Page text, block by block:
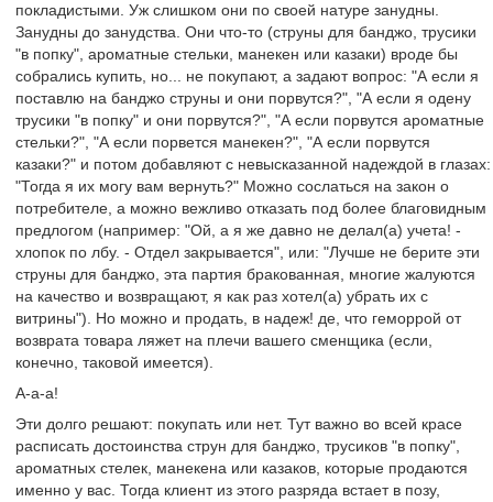
покладистыми. Уж слишком они по своей натуре занудны.
Занудны до занудства. Они что-то (струны для банджо, трусики
"в попку", ароматные стельки, манекен или казаки) вроде бы
собрались купить, но... не покупают, а задают вопрос: "А если я
поставлю на банджо струны и они порвутся?", "А если я одену
трусики "в попку" и они порвутся?", "А если порвутся ароматные
стельки?", "А если порвется манекен?", "А если порвутся
казаки?" и потом добавляют с невысказанной надеждой в глазах:
"Тогда я их могу вам вернуть?" Можно сослаться на закон о
потребителе, а можно вежливо отказать под более благовидным
предлогом (например: "Ой, а я же давно не делал(а) учета! -
хлопок по лбу. - Отдел закрывается", или: "Лучше не берите эти
струны для банджо, эта партия бракованная, многие жалуются
на качество и возвращают, я как раз хотел(а) убрать их с
витрины"). Но можно и продать, в надеж! де, что геморрой от
возврата товара ляжет на плечи вашего сменщика (если,
конечно, таковой имеется).
А-а-а!
Эти долго решают: покупать или нет. Тут важно во всей красе
расписать достоинства струн для банджо, трусиков "в попку",
ароматных стелек, манекена или казаков, которые продаются
именно у вас. Тогда клиент из этого разряда встает в позу,